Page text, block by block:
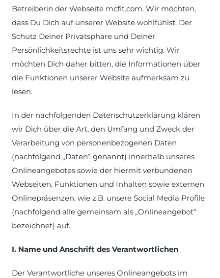
Betreiberin der Webseite mcfit.com. Wir möchten,
dass Du Dich auf unserer Website wohlfühlst. Der
Schutz Deiner Privatsphäre und Deiner
Persönlichkeitsrechte ist uns sehr wichtig. Wir
möchten Dich daher bitten, die Informationen über
die Funktionen unserer Website aufmerksam zu
lesen.
In der nachfolgenden Datenschutzerklärung klären
wir Dich über die Art, den Umfang und Zweck der
Verarbeitung von personenbezogenen Daten
(nachfolgend „Daten“ genannt) innerhalb unseres
Onlineangebotes sowie der hiermit verbundenen
Webseiten, Funktionen und Inhalten sowie externen
Onlinepräsenzen, wie z.B. unsere Social Media Profile
(nachfolgend alle gemeinsam als „Onlineangebot“
bezeichnet) auf.
I. Name und Anschrift des Verantwortlichen
Der Verantwortliche unseres Onlineangebots im